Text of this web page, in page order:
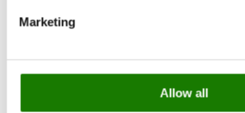
Marketing
Allow all